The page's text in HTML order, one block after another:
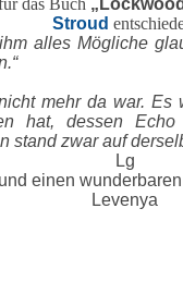
Stroud
alles Mögliche
mehr da war.
hat, dessen
stand zwar auf
Lg
und einen
Levenya